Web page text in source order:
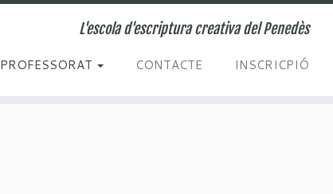
L'escola d'escriptura creativa del Penedès
PROFESSORAT CONTACTE INSCRICPIÓ